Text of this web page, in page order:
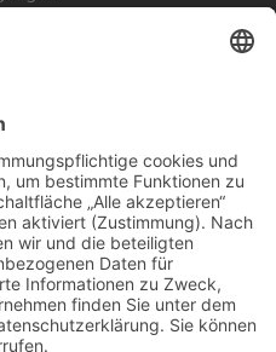
Gröbenzell
bezüglich des
und Ansichten.
werden und wir haben
dafür viel Energie und